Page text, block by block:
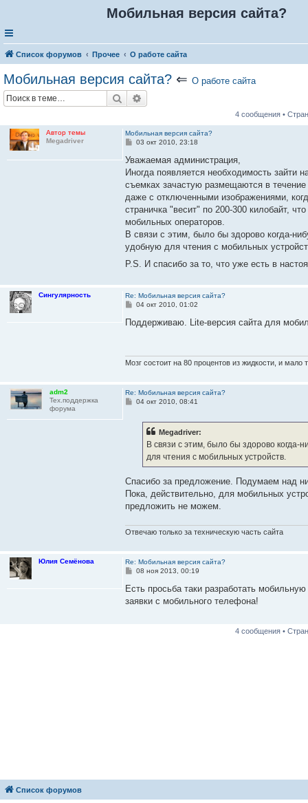
Мобильная версия сайта?
Список форумов Прочее О работе сайта
Мобильная версия сайта? ⇐ О работе сайта
Поиск
4 сообщения •
Автор темы
Megadriver
Мобильная версия сайта?
С
о
щ
е
и
е
03 окт 2010, 23:18
Уважаемая администрация,
Иногда появляется необходимость зайти
съемках зачастую размещаются в
даже с отключенными изображениями,
страничка "весит" по 200-300 килобайт,
мобильных операторов.
В связи с этим, было бы здорово когда-
удобную для чтения с мобильных
P.S. И спасибо за то, что уже есть в
Сингулярность
Re: Мобильная версия сайта?
С
о
б
и
04 окт 2010, 01:02
Поддерживаю. Lite-версия сайта для
Мозг состоит на 80 процентов из жидкости, и
adm2
Тех.поддержка
форума
Re: Мобильная версия сайта?
С04 окт 2010, 08:41
Megadriver:
В связи с этим, было бы здорово когда-
для чтения с мобильных устройств.
Спасибо за предложение. Подумаем над
Пока, действительно, для мобильных
предложить не можем.
Отвечаю только за техническую часть сайта
Юлия Семёнова
Re: Мобильная версия сайта?
С
о
щ
08 ноя 2013, 00:19
Есть просьба таки разработать
заявки с мобильного телефона!
4 сообщения •
Список форумов